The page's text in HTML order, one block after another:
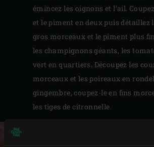
émincez les oignons et l’ail.
et le piment en deux puis détaillez
gros morceaux et le piment plus
les champignons géants, les
vert en quartiers. Découpez les
morceaux et les poireaux en
gingembre, coupez-le en fins
les tiges de citronnelle.